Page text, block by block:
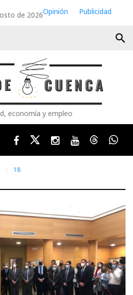
de 2026Opinión
Publicidad
search
economía y empleo
FacebookTwitterInstagram
YoutubeThreads
18